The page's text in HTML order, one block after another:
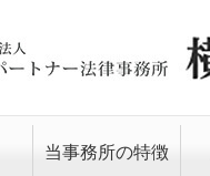
当事務所の特徴